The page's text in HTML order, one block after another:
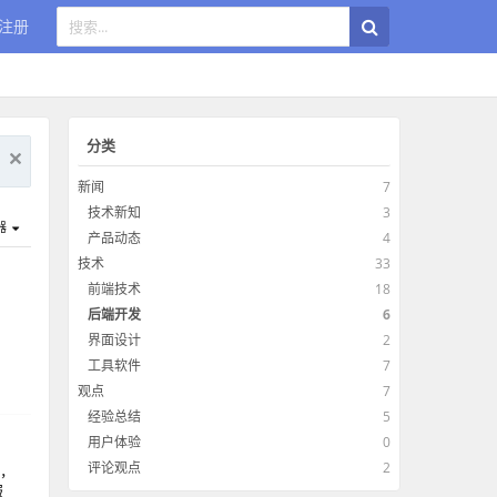
册
分类
新闻
7
技术新知
3
产品动态
4
技术
33
前端技术
18
后端开发
6
界面设计
2
工具软件
7
观点
7
经验总结
5
用户体验
0
评论观点
2